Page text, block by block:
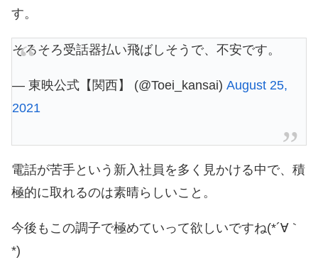
す。
そろそろ受話器払い飛ばしそうで、不安です。
— 東映公式【関西】 (@Toei_kansai) August 25,
2021
電話が苦手という新入社員を多く見かける中で、積
極的に取れるのは素晴らしいこと。
今後もこの調子で極めていって欲しいですね(*´∀｀
*)